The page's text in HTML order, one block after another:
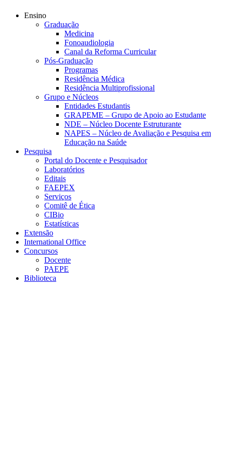
Ensino
Graduação
Medicina
Fonoaudiologia
Canal da Reforma Curricular
Pós-Graduação
Programas
Residência Médica
Residência Multiprofissional
Grupo e Núcleos
Entidades Estudantis
GRAPEME – Grupo de Apoio ao Estudante
NDE – Núcleo Docente Estruturante
NAPES – Núcleo de Avaliação e Pesquisa em
Educação na Saúde
Pesquisa
Portal do Docente e Pesquisador
Laboratórios
Editais
FAEPEX
Serviços
Comitê de Ética
CIBio
Estatísticas
Extensão
International Office
Concursos
Docente
PAEPE
Biblioteca